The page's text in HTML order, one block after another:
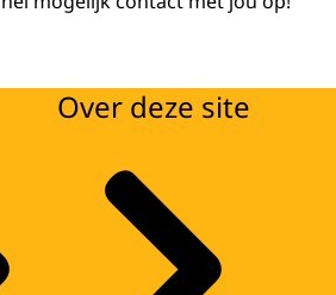
Over deze site